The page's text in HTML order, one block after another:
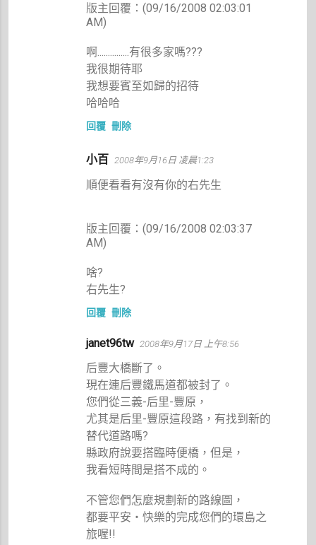
版主回覆：(09/16/2008 02:03:01
AM)
啊...............有很多家嗎???
我很期待耶
我想要賓至如歸的招待
哈哈哈
回覆 刪除
小百 2008年9月16日 凌晨1:23
順便看看有沒有你的右先生
版主回覆：(09/16/2008 02:03:37
AM)
啥?
右先生?
回覆 刪除
janet96tw 2008年9月17日 上午8:56
后豐大橋斷了。
現在連后豐鐵馬道都被封了。
您們從三義-后里-豐原，
尤其是后里-豐原這段路，有找到新的
替代道路嗎?
縣政府說要搭臨時便橋，但是，
我看短時間是搭不成的。
不管您們怎麼規劃新的路線圖，
都要平安‧快樂的完成您們的環島之
旅喔!!